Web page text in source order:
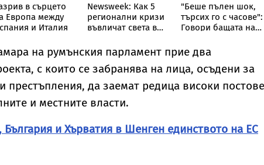
в сърцето
Европа между
и Италия
Newsweek: Как 5
регионални кризи
въвличат света в
война
"Беше пълен шок,
търсих го с часове":
Говори бащата на
автобус момче със
СОП
на румънския парламент прие два
с които се забранява на лица, осъдени за
престъпления, да заемат редица високи
и местните власти.
и Хърватия в Шенген единството на ЕС